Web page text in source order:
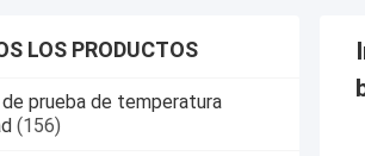
LOS PRODUCTOS
de prueba de temperatura
(156)